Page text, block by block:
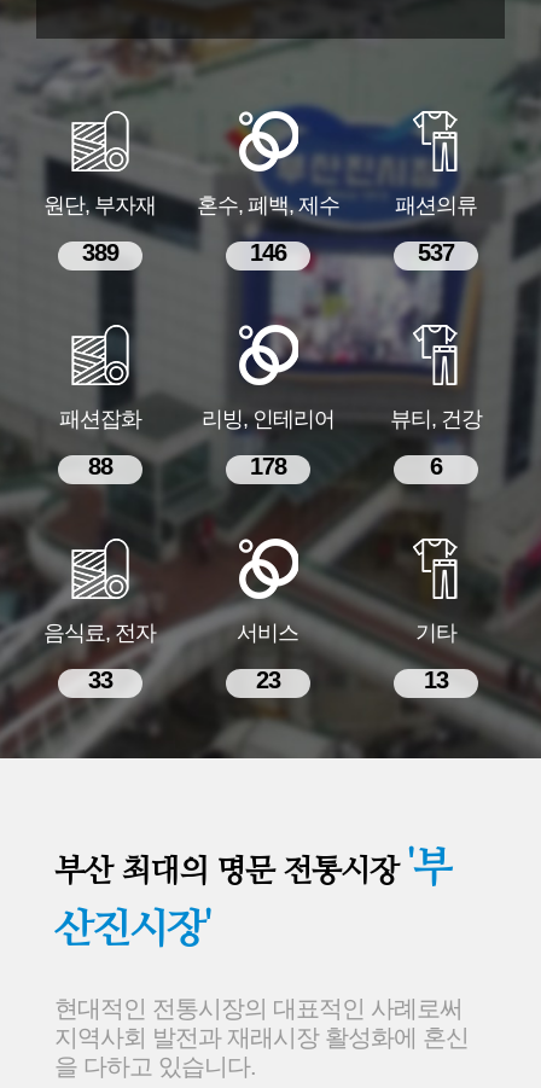
원단, 부자재
389
혼수, 폐백, 제수
146
패션의류
537
패션잡화
88
리빙, 인테리어
178
뷰티, 건강
6
음식료, 전자
33
서비스
23
기타
13
부산 최대의 명문 전통시장 '부
산진시장'
현대적인 전통시장의 대표적인 사례로써
지역사회 발전과 재래시장 활성화에 혼신
을 다하고 있습니다.